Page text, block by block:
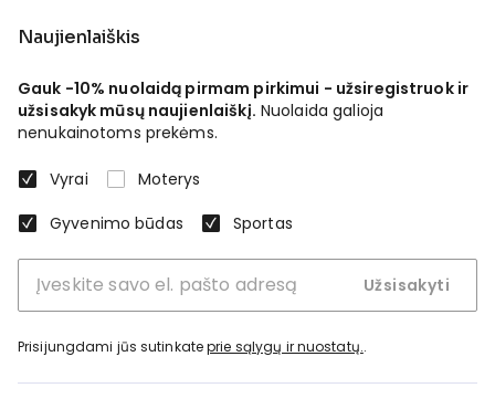
Naujienlaiškis
Gauk -10% nuolaidą pirmam pirkimui - užsiregistruok ir
užsisakyk mūsų naujienlaiškį. Nuolaida galioja
nenukainotoms prekėms.
Vyrai
Moterys
Gyvenimo būdas
Sportas
Užsisakyti
Prisijungdami jūs sutinkateprie sąlygų ir nuostatų..